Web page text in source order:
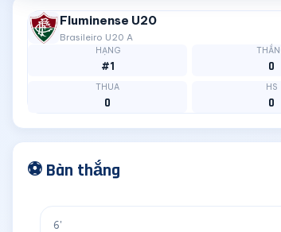
Fluminense U20
Brasileiro U20 A
HẠNG
#1 0
THUA
0
HS
0
⚽ Bàn thắng
6'